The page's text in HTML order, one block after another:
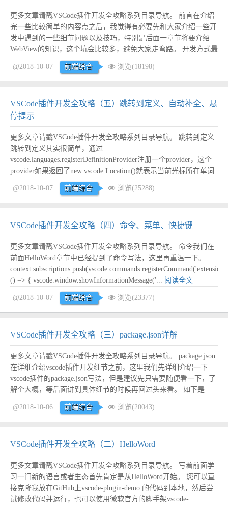
更多文章请戳VSCode插件开发全攻略系列目录导航。 前言在介绍
完一些比较简单的内容点之后，我觉得有必要先和大家介绍一些开
发中遇到的一些细节问题以及技巧，特别是后面一章节将要介绍
WebView的知识，这个坑会比较多，避免大家走弯路。 开发方式最
理想的方式是准备双显示器，一个写代码，一个运行插件，实践证
明这种方式开发效率会提升很多，每次修改完代码之后直接Ctrl+R
重新加载即可，非常方便。 日...阅读全文
@2018-10-07 前端综合 浏览(18198)
VSCode插件开发全攻略（五）跳转到定义、自动补全、悬
停提示
更多文章请戳VSCode插件开发全攻略系列目录导航。 跳转到定义
跳转到定义其实很简单，通过
vscode.languages.registerDefinitionProvider注册一个provider，这个
provider如果返回了new vscode.Location()就表示当前光标所在单词
支持跳转，并且跳转到对应location。 为了示例更加有意义，我在
这里写了一个支持package.... 阅读全文
@2018-10-07 前端综合 浏览(25288)
VSCode插件开发全攻略（四）命令、菜单、快捷键
更多文章请戳VSCode插件开发全攻略系列目录导航。 命令我们在
前面HelloWord章节中已经提到了命令写法，这里再重温一下。
() => { vscode.window.showInformationMessage('... 阅读全文
@2018-10-07 前端综合 浏览(23377)
VSCode插件开发全攻略（三）package.json详解
更多文章请戳VSCode插件开发全攻略系列目录导航。 package.json
在详细介绍vscode插件开发细节之前，这里我们先详细介绍一下
vscode插件的package.json写法，但是建议先只需要随便看一下，了
解个大概，等后面讲到具体细节的时候再回过头来看。 如下是
package.json文件的常用配置，当然这里还不是全部： { // 插件的名
字，应全部小写，不能有空格 ...
阅读全文
@2018-10-06 前端综合 浏览(20043)
VSCode插件开发全攻略（二）HelloWord
更多文章请戳VSCode插件开发全攻略系列目录导航。 写着前面学
习一门新的语言或者生态首先肯定是从HelloWord开始。 您可以直
接克隆我放在GitHub上vscode-plugin-demo 的代码到本地，然后尝
试修改代码并运行，也可以使用微软官方的脚手架vscode-